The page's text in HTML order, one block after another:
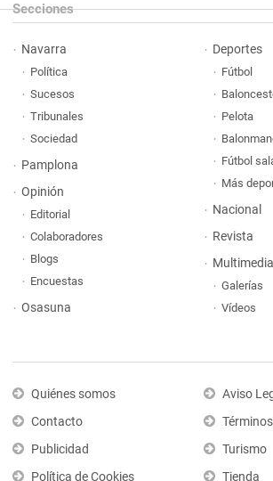
Secciones
Navarra
Política
Sucesos
Tribunales
Sociedad
Pamplona
Opinión
Editorial
Colaboradores
Blogs
Encuestas
Osasuna
Deportes
Fútbol
Pelota
Fútbol
Más
Nacional
Revista
Multimedia
Galerías
Vídeos
Quiénes somos
Contacto
Publicidad
Política de Cookies
Aviso
Turismo
Tienda